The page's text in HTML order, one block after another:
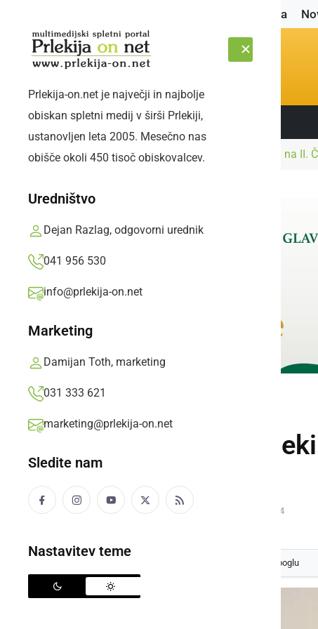
Naslovnica
PETEK, 7. AVGUST 2026 Sledite nam:
Prlekija-on.net je največji in najbolje
obiskan spletni medij v širši Prlekiji,
ustanovljen leta 2005. Mesečno nas
obišče okoli 450 tisoč obiskovalcev.
Uredništvo
Dejan Razlag, odgovorni urednik
041 956 530
info@prlekija-on.net
Marketing
Damijan Toth, marketing
031 333 621
marketing@prlekija-on.net
Sledite nam
Nastavitev teme
Naslovnica DružabnoDoj pretočeni Prleki na II.
Doj pretočeni
Antonovanje na Kogu 2011
Pepek z brega,ponedeljek, 17. januar 2011 ob 10:54
kot svoj prednostni vir na Googlu